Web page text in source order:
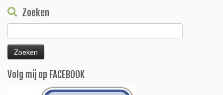
Zoeken
naar:
Volg mij op FACEBOOK